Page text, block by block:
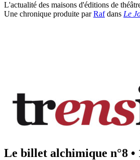
L'actualité des maisons d'éditions de
Une chronique produite parRafdans Le
Le billet alchimique n°8 •